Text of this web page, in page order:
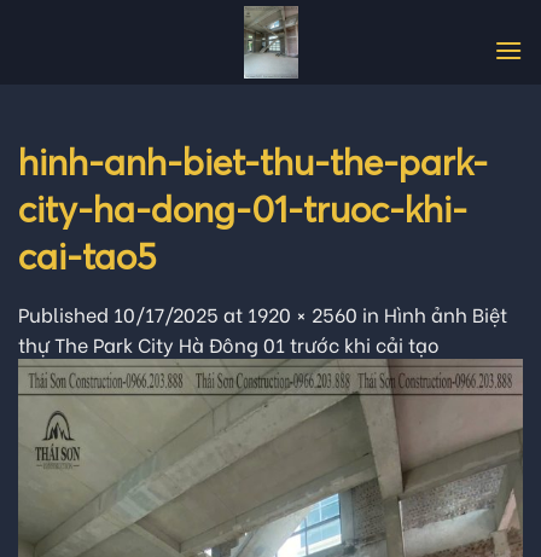
hinh-anh-biet-thu-the-park-
city-ha-dong-01-truoc-khi-
cai-tao5
Published 10/17/2025 at 1920 × 2560 in Hình ảnh Biệt
thự The Park City Hà Đông 01 trước khi cải tạo